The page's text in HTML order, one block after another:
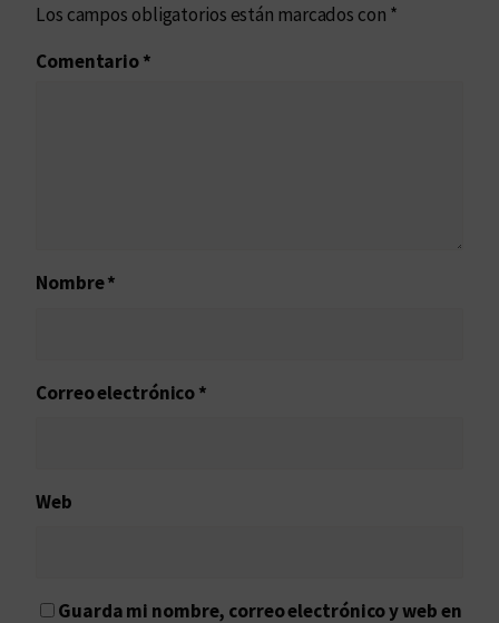
Los campos obligatorios están marcados con *
Comentario*
Nombre*
Correo electrónico*
Web
Guarda mi nombre, correo electrónico y web en